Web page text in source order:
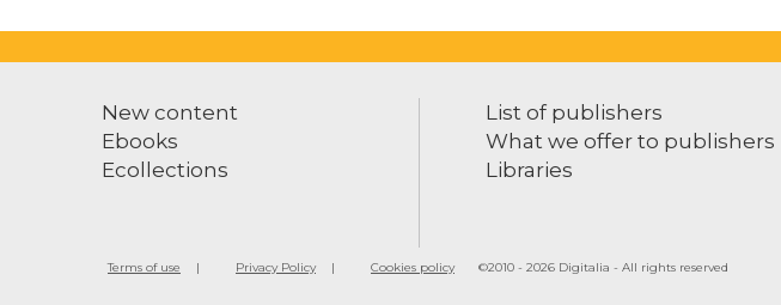
New content
Ebooks
Ecollections
List of publishers
What we offer to publishers
Libraries
Terms of use Privacy Policy Cookies policy ©2010 - 2026 Digitalia - All rights reserved